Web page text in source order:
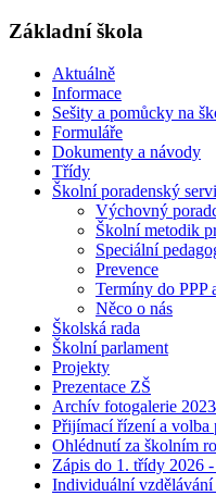
Základní škola
Aktuálně
Informace
Sešity a pomůcky na
Formuláře
Dokumenty a návody
Třídy
Školní poradenský
Výchovný
Školní metodik
Speciální
Prevence
Termíny do PPP
Něco o nás
Školská rada
Školní parlament
Projekty
Prezentace ZŠ
Archív fotogalerie
Přijímací řízení a volba
Ohlédnutí za školním
Zápis do 1. třídy 2026
Individuální